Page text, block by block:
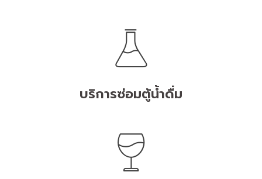
บริการซ่อมตู้น้ำดื่ม